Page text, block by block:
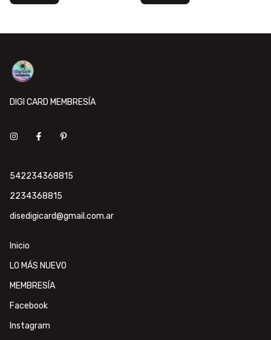
DIGI CARD MEMBRESÍA
542234368815
2234368815
disedigicard@gmail.com.ar
Inicio
LO MÁS NUEVO
MEMBRESÍA
Facebook
Instagram